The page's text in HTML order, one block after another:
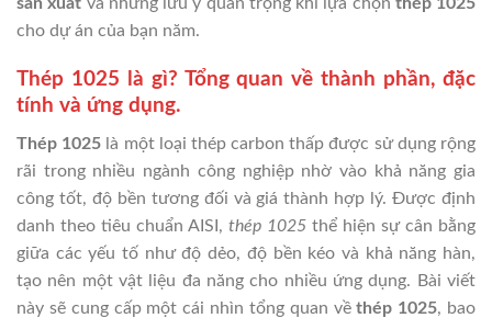
cho dự án của bạn năm.
Thép 1025 là gì? Tổng quan về thành phần, đặc
tính và ứng dụng.
Thép 1025 là một loại thép carbon thấp được sử dụng rộng
rãi trong nhiều ngành công nghiệp nhờ vào khả năng gia
công tốt, độ bền tương đối và giá thành hợp lý. Được định
danh theo tiêu chuẩn AISI, thép 1025 thể hiện sự cân bằng
giữa các yếu tố như độ dẻo, độ bền kéo và khả năng hàn,
tạo nên một vật liệu đa năng cho nhiều ứng dụng. Bài viết
này sẽ cung cấp một cái nhìn tổng quan vềthép 1025, bao